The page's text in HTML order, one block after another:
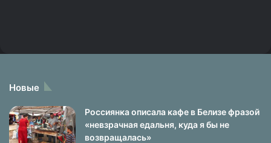
Новые
Россиянка описала кафе в Белизе фразой
«невзрачная едальня, куда я бы не
возвращалась»